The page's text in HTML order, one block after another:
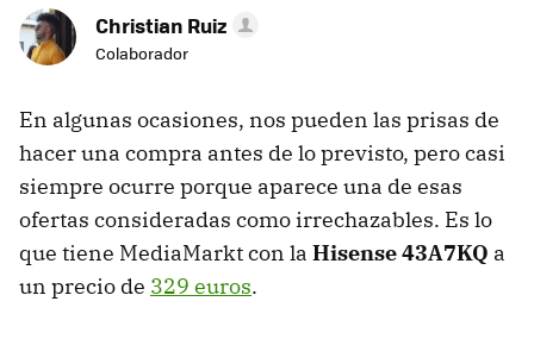
Christian Ruiz
Colaborador
En algunas ocasiones, nos pueden las prisas de
hacer una compra antes de lo previsto, pero casi
siempre ocurre porque aparece una de esas
ofertas consideradas como irrechazables. Es lo
que tiene MediaMarkt con la Hisense 43A7KQ a
un precio de 329 euros.